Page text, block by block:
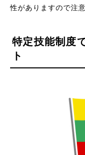
性がありますので注
特定技能制度
ト